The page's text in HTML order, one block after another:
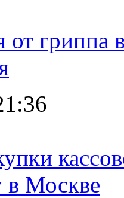
от гриппа
в Москве